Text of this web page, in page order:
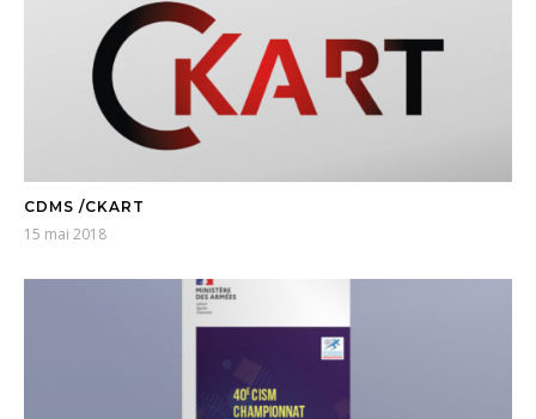
CDMS /CKART
15 mai 2018